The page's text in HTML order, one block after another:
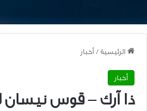
الرئيسية / أخبار
أخبار
ذا آرك – قوس نيسان